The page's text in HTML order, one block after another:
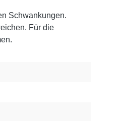
Schwankungen.
Für die